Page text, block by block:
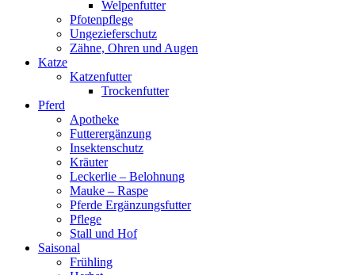
Welpenfutter
Pfotenpflege
Ungezieferschutz
Zähne, Ohren und Augen
Katze
Katzenfutter
Trockenfutter
Pferd
Apotheke
Futterergänzung
Insektenschutz
Kräuter
Leckerlie – Belohnung
Mauke – Raspe
Pferde Ergänzungsfutter
Pflege
Stall und Hof
Saisonal
Frühling